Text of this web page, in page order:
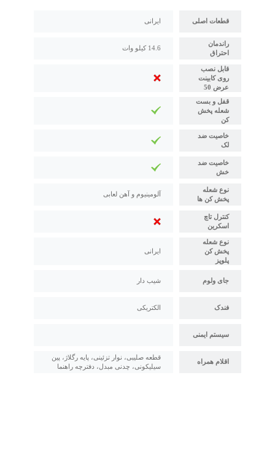
قطعات اصلی ایرانی
راندمان
احتراق
14.6 کیلو وات
قابل نصب
روی کابینت
عرض 50
قفل و بست
شعله پخش
کن
خاصیت ضد
لک
خاصیت ضد
خش
نوع شعله
پخش کن ها
آلومینیوم و آهن لعابی
کنترل تاچ
اسکرین
نوع شعله
پخش کن
پلوپز
ایرانی
جای ولوم شیب دار
فندک الکتریکی
سیستم ایمنی
اقلام همراه
قطعه صلیبی، نوار تزئینی، پایه رگلاژ، پین
سیلیکونی، چدنی مبدل، دفترچه راهنما